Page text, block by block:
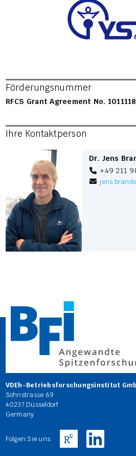
Förderungsnummer
RFCS Grant Agreement No.
Ihre Kontaktperson
Dr. Jens
+49 211
VDEh-Betriebsforschungsinstitut
Sohnstrasse 69
40237 Düsseldorf
Germany
Folgen Sie uns: